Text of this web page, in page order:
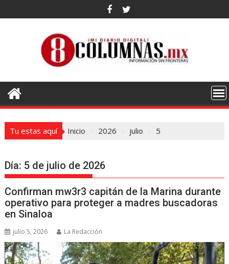
al
Tu estas aquí Inicio 2026 julio 5
Día: 5 de julio de 2026
Confirman mw3r3 capitán de la Marina durante
operativo para proteger a madres buscadoras
en Sinaloa
julio 5, 2026 La Redacción